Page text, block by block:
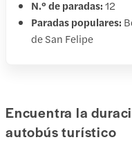
N.º de paradas:12
Paradas populares:
de San Felipe
Encuentra la
autobús turístico